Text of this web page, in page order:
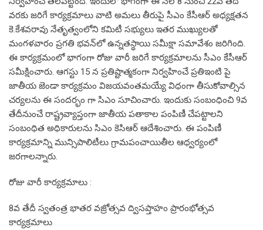
వరకు జరిగే కార్యక్రమాలు వాటి అమలు తీరుపై సీఎం కేసీఆర్ అధ్యక్షతన
కె.కేశవరావు నేతృత్వంలోని కమిటీ సభ్యులు ఇతర ముఖ్యులతో
మంగళవారం ప్రగతి భవన్‌లో ఉన్నతస్థాయి సమీక్షా సమావేశం జరిగింది.
ఈ కార్యక్రమంలో భాగంగా రోజు వారీ జరిగే కార్యక్రమాలను సీఎం కేసీఆర్
సమీక్షించారు. ఆగస్టు 15 న ప్రతిష్టాత్మకంగా నిర్వహించే ప్రతిఇంటి పై
జాతీయ జెండా కార్యక్రమం విజయవంతమయ్యే విధంగా తీసుకోవాల్సిన
చర్యలను ఈ సందర్భం గా సిఎం సూచించారు. ఇందుకు సంబంధించి 9వ
తేదీనుంచే రాష్ట్రవ్యాప్తంగా జాతీయ పతాకాల పంపిణీ చేపట్టాలని
సంబంధిత అధికారులను సిఎం కెసిఆర్ ఆదేశించారు. ఈ పంపిణీ
కార్యక్రమాన్ని మున్సిపాలిటీలు గ్రామపంచాయితీల ఆధ్వర్యంలో
జరగాలన్నారు.
రోజు వారీ కార్యక్రమాలు :
8వ తేదీ స్వతంత్ర భాతర వజ్రోత్సవ ద్విసప్తాహం ప్రారంభోత్సవ
కార్యక్రమాలు